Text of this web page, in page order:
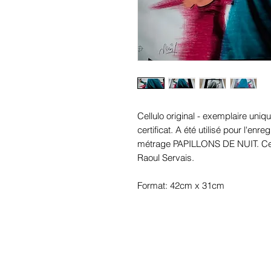
Cellulo original - exemplaire
certificat. A été utilisé pour
métrage PAPILLONS DE NUIT.
Raoul Servais.
Format: 42cm x 31cm